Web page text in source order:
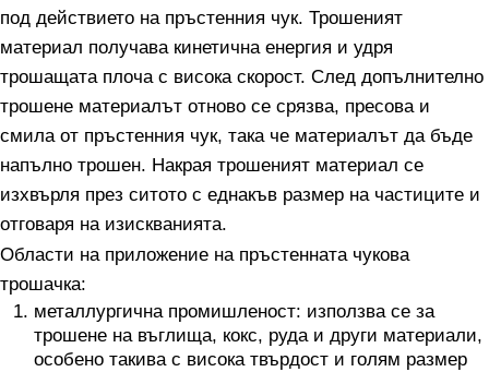
под действието на пръстенния чук. Трошеният
материал получава кинетична енергия и удря
трошащата плоча с висока скорост. След допълнително
трошене материалът отново се срязва, пресова и
смила от пръстенния чук, така че материалът да бъде
напълно трошен. Накрая трошеният материал се
изхвърля през ситото с еднакъв размер на частиците и
отговаря на изискванията.
Области на приложение на пръстенната чукова
трошачка:
металлургична промишленост: използва се за
трошене на въглища, кокс, руда и други материали,
особено такива с висока твърдост и голям размер